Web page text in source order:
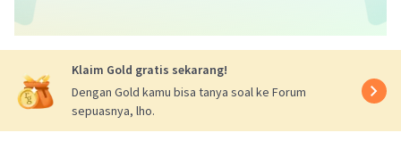
Iklan
Klaim Gold gratis sekarang!
Dengan Gold kamu bisa tanya soal ke Forum
sepuasnya, lho.